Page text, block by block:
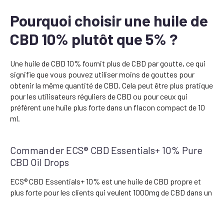
Pourquoi choisir une huile de
CBD 10% plutôt que 5% ?
Une huile de CBD 10% fournit plus de CBD par goutte, ce qui
signifie que vous pouvez utiliser moins de gouttes pour
obtenir la même quantité de CBD. Cela peut être plus pratique
pour les utilisateurs réguliers de CBD ou pour ceux qui
préfèrent une huile plus forte dans un flacon compact de 10
ml.
Commander ECS® CBD Essentials+ 10% Pure
CBD Oil Drops
ECS® CBD Essentials+ 10% est une huile de CBD propre et
plus forte pour les clients qui veulent 1000mg de CBD dans un